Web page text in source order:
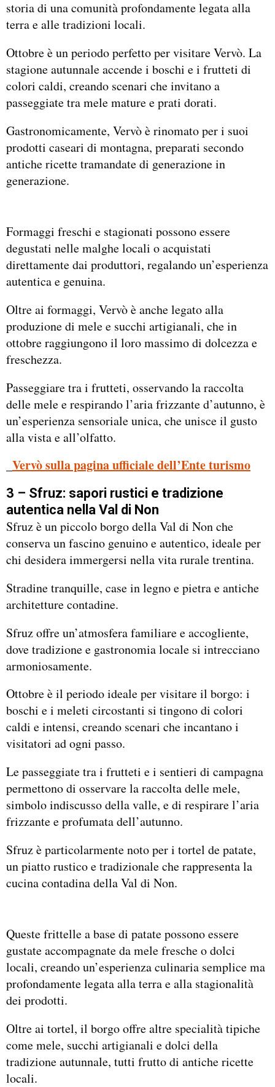
storia di una comunità profondamente legata alla
terra e alle tradizioni locali.
Ottobre è un periodo perfetto per visitare Vervò. La
stagione autunnale accende i boschi e i frutteti di
colori caldi, creando scenari che invitano a
passeggiate tra mele mature e prati dorati.
Gastronomicamente, Vervò è rinomato per i suoi
prodotti caseari di montagna, preparati secondo
antiche ricette tramandate di generazione in
generazione.
Formaggi freschi e stagionati possono essere
degustati nelle malghe locali o acquistati
direttamente dai produttori, regalando un’esperienza
autentica e genuina.
Oltre ai formaggi, Vervò è anche legato alla
produzione di mele e succhi artigianali, che in
ottobre raggiungono il loro massimo di dolcezza e
freschezza.
Passeggiare tra i frutteti, osservando la raccolta
delle mele e respirando l’aria frizzante d’autunno, è
un’esperienza sensoriale unica, che unisce il gusto
alla vista e all’olfatto.
Vervò sulla pagina ufficiale dell’Ente turismo
3 – Sfruz: sapori rustici e tradizione
autentica nella Val di Non
Sfruz è un piccolo borgo della Val di Non che
conserva un fascino genuino e autentico, ideale per
chi desidera immergersi nella vita rurale trentina.
Stradine tranquille, case in legno e pietra e antiche
architetture contadine.
Sfruz offre un’atmosfera familiare e accogliente,
dove tradizione e gastronomia locale si intrecciano
armoniosamente.
Ottobre è il periodo ideale per visitare il borgo: i
boschi e i meleti circostanti si tingono di colori
caldi e intensi, creando scenari che incantano i
visitatori ad ogni passo.
Le passeggiate tra i frutteti e i sentieri di campagna
permettono di osservare la raccolta delle mele,
simbolo indiscusso della valle, e di respirare l’aria
frizzante e profumata dell’autunno.
Sfruz è particolarmente noto per i tortel de patate,
un piatto rustico e tradizionale che rappresenta la
cucina contadina della Val di Non.
Queste frittelle a base di patate possono essere
gustate accompagnate da mele fresche o dolci
locali, creando un’esperienza culinaria semplice ma
profondamente legata alla terra e alla stagionalità
dei prodotti.
Oltre ai tortel, il borgo offre altre specialità tipiche
come mele, succhi artigianali e dolci della
tradizione autunnale, tutti frutto di antiche ricette
locali.